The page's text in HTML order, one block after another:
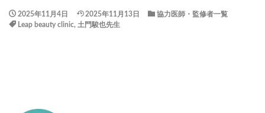
2025年11月4日 2025年11月13日
協力医師・監修者一覧
Leap beauty clinic, 土門駿也先生